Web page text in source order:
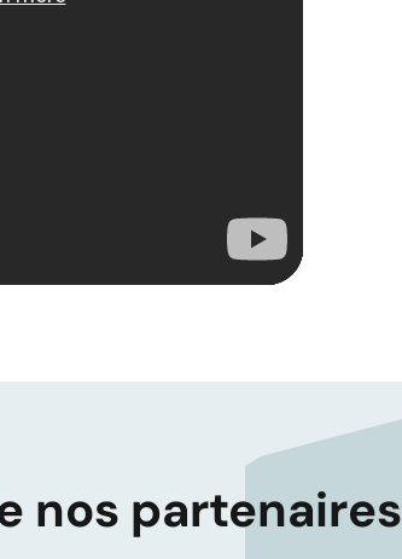
nos partenaires